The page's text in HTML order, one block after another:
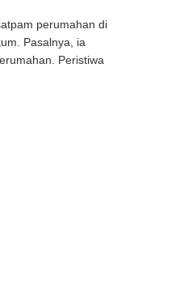
perumahan di
Pasalnya, ia
Peristiwa